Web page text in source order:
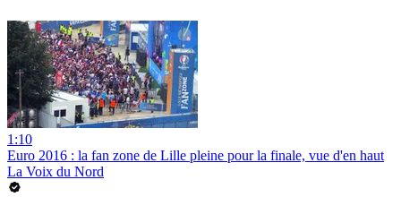
1:10
Euro 2016 : la fan zone de Lille pleine pour la finale, vue d'en haut
La Voix du Nord